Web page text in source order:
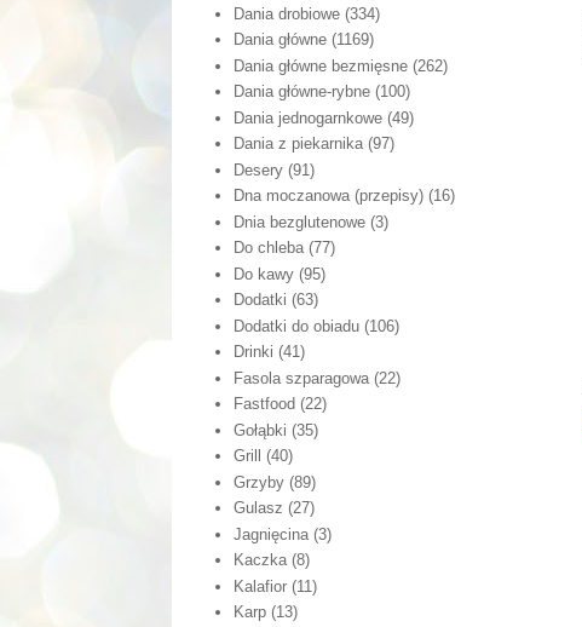
Dania drobiowe (334)
Dania główne (1169)
Dania główne bezmięsne (262)
Dania główne-rybne (100)
Dania jednogarnkowe (49)
Dania z piekarnika (97)
Desery (91)
Dna moczanowa (przepisy) (16)
Dnia bezglutenowe (3)
Do chleba (77)
Do kawy (95)
Dodatki (63)
Dodatki do obiadu (106)
Drinki (41)
Fasola szparagowa (22)
Fastfood (22)
Gołąbki (35)
Grill
(40)
Grzyby (89)
Gulasz (27)
Jagnięcina (3)
Kaczka (8)
Kalafior (11)
Karp (13)